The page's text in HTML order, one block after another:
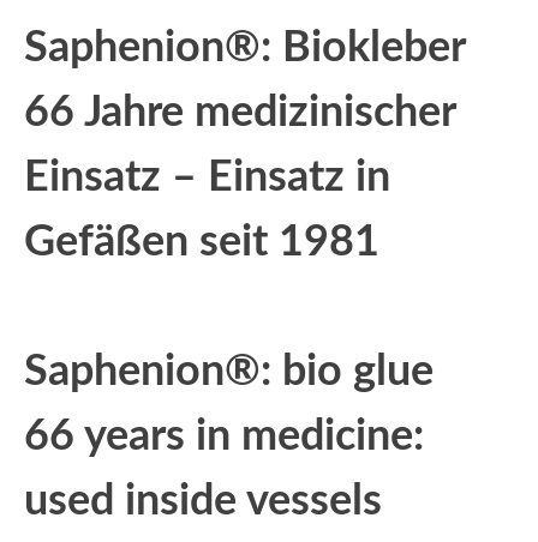
Saphenion®: Biokleber
66 Jahre medizinischer
Einsatz – Einsatz in
Gefäßen seit 1981
Saphenion®: bio glue
66 years in medicine:
used inside vessels